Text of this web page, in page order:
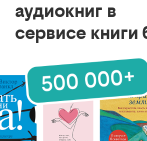
аудиокниг в
сервисе книги